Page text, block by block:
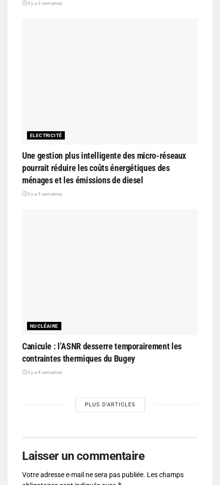
il y a 3 semaines
ELECTRICITÉ
Une gestion plus intelligente des micro-réseaux
pourrait réduire les coûts énergétiques des
ménages et les émissions de diesel
il y a 3 semaines
NUCLÉAIRE
Canicule : l’ASNR desserre temporairement les
contraintes thermiques du Bugey
il y a 4 semaines
PLUS D'ARTICLES
Laisser un commentaire
Votre adresse e-mail ne sera pas publiée. Les champs